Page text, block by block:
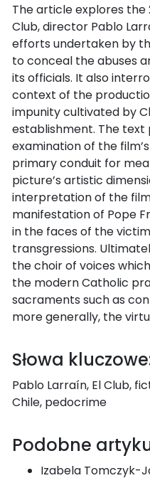
The article explores the
Club, director Pablo
efforts undertaken by
to conceal the abuses
its officials. It also
context of the
impunity cultivated by
establishment. The
examination of the
primary conduit for
picture’s artistic
interpretation of the
manifestation of Pope
in the faces of the
transgressions.
the choir of voices
the modern Catholic
sacraments such as
more generally, the
Słowa
Pablo Larraín, El Club,
Chile, pedocrime
Podobne
Izabela Tomczyk-